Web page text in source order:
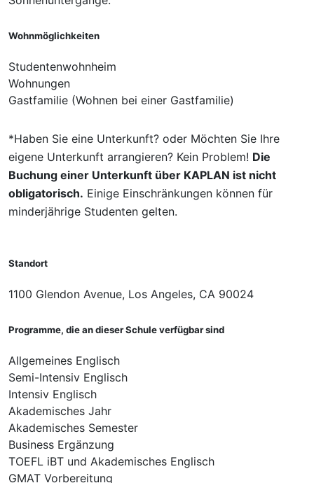
Wohnmöglichkeiten
Studentenwohnheim
Wohnungen
Gastfamilie (Wohnen bei einer Gastfamilie)
*Haben Sie eine Unterkunft? oder Möchten Sie Ihre
eigene Unterkunft arrangieren? Kein Problem! Die
Buchung einer Unterkunft über KAPLAN ist nicht
obligatorisch. Einige Einschränkungen können für
minderjährige Studenten gelten.
Standort
1100 Glendon Avenue, Los Angeles, CA 90024
Programme, die an dieser Schule verfügbar sind
Allgemeines Englisch
Semi-Intensiv Englisch
Intensiv Englisch
Akademisches Jahr
Akademisches Semester
Business Ergänzung
TOEFL iBT und Akademisches Englisch
GMAT Vorbereitung